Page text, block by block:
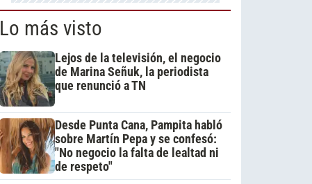
Lo más visto
Lejos de la televisión, el negocio
de Marina Señuk, la periodista
que renunció a TN
Desde Punta Cana, Pampita habló
sobre Martín Pepa y se confesó:
"No negocio la falta de lealtad ni
de respeto"